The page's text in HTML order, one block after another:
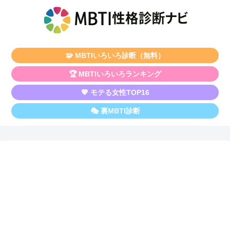
🧩 MBTIいろいろ診断（無料）
🏆 MBTIいろいろランキング
💖 モテる女性TOP16
🎭 裏MBTI診断